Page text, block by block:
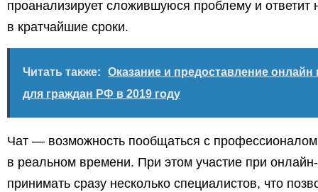
проанализирует сложившуюся проблему и ответит
в кратчайшие сроки.
Читать также:
Оказание и предоставление онлайн
для граждан РФ в 2019 году
Чат — возможность пообщаться с
в реальном времени. При этом участие при
принимать сразу несколько специалистов, что